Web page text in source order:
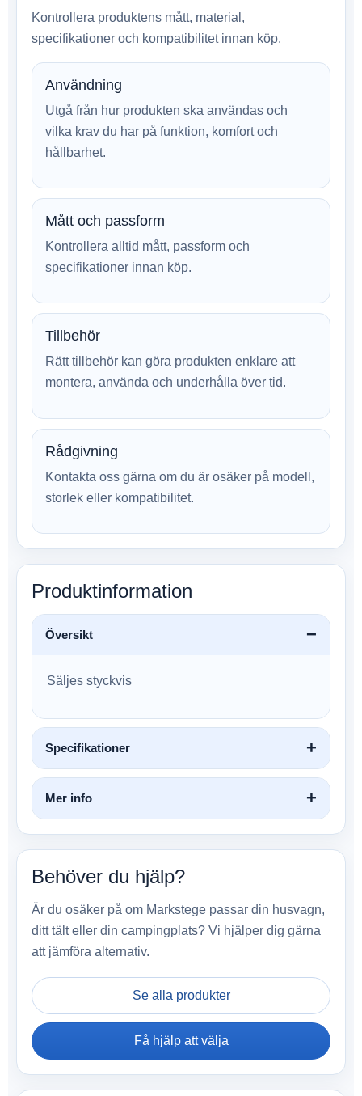
Kontrollera produktens mått, material,
specifikationer och kompatibilitet innan köp.
Användning
Utgå från hur produkten ska användas och
vilka krav du har på funktion, komfort och
hållbarhet.
Mått och passform
Kontrollera alltid mått, passform och
specifikationer innan köp.
Tillbehör
Rätt tillbehör kan göra produkten enklare att
montera, använda och underhålla över tid.
Rådgivning
Kontakta oss gärna om du är osäker på modell,
storlek eller kompatibilitet.
Produktinformation
Översikt
Säljes styckvis
Specifikationer
Mer info
Behöver du hjälp?
Är du osäker på om Markstege passar din husvagn,
ditt tält eller din campingplats? Vi hjälper dig gärna
att jämföra alternativ.
Se alla produkter
Få hjälp att välja